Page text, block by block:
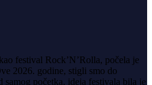
festival Rock’N’Rolla, počela je
2026. godine, stigli smo do
samog početka, ideja festivala bila je